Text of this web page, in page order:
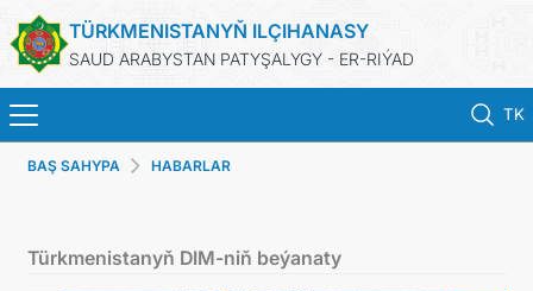
TÜRKMENISTANYŇ ILÇIHANASY
SAUD ARABYSTAN PATYŞALYGY - ER-RIÝAD
TK
BAŞ SAHYPA
BAŞ SAHYPA HABARLAR
Türkmenistanyň DIM-niň beýanaty